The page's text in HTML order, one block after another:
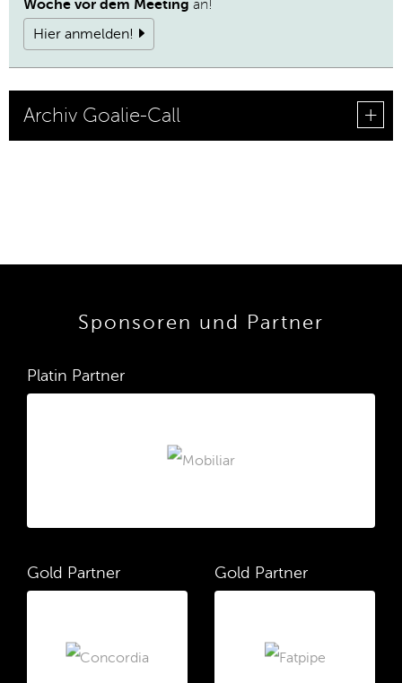
Woche vor dem Meeting an!
Hier anmelden!
Archiv Goalie-Call
Sponsoren und Partner
Platin Partner
Gold Partner Gold Partner